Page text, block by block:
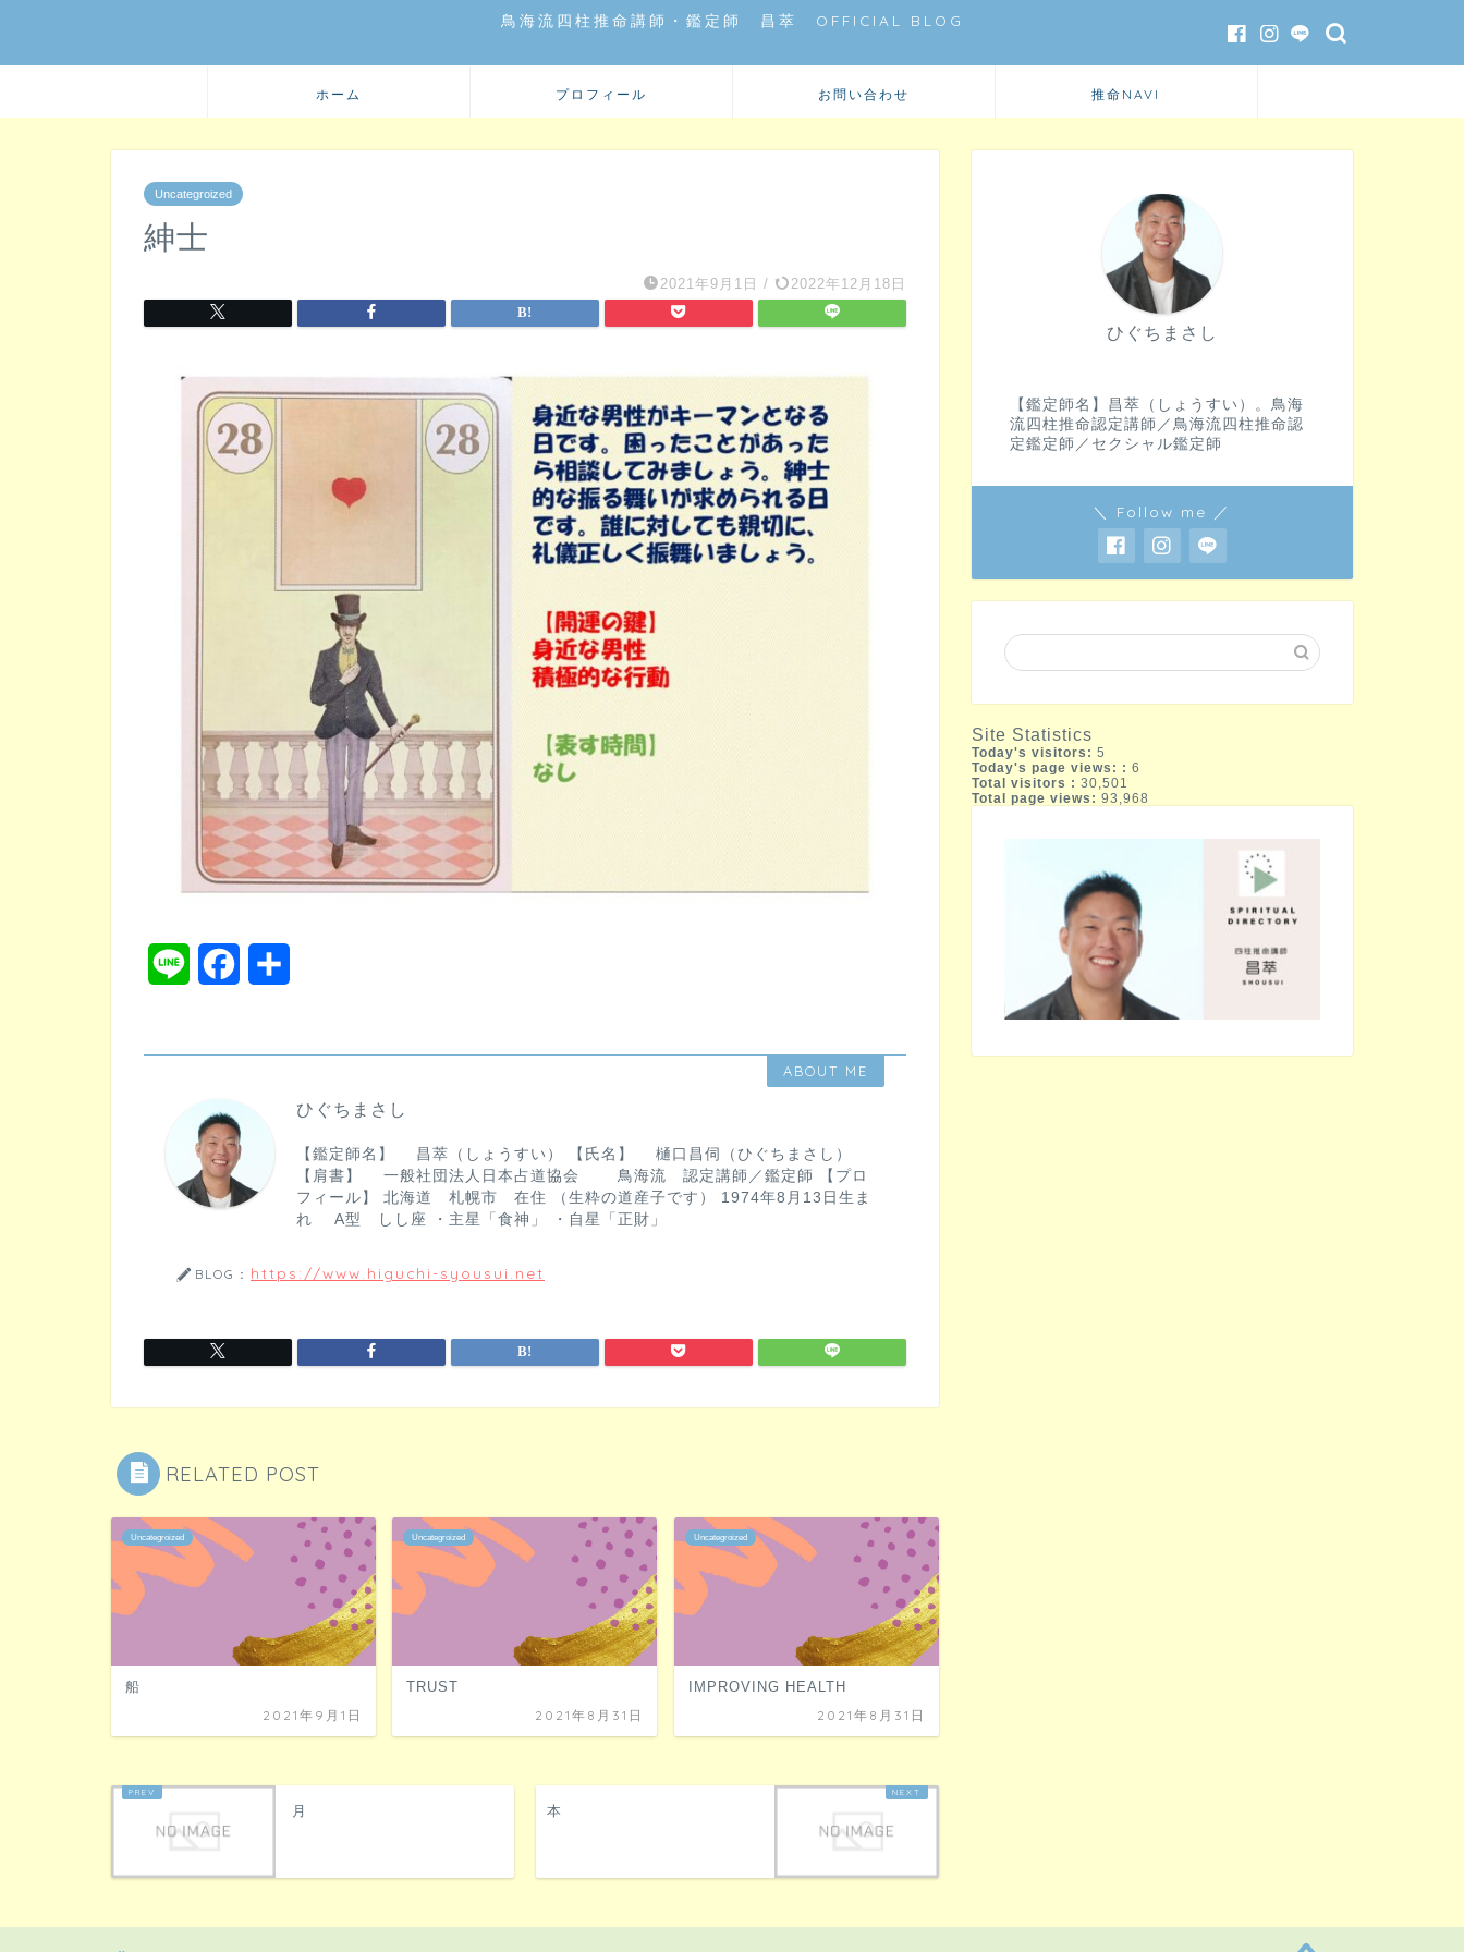
鳥海流四柱推命講師・鑑定師 昌萃 OFFICIAL BLOG
ホーム プロフィール お問い合わせ 推命NAVI
Uncategroized
紳士
2021年9月1日 / 2022年12月18日
b
ABOUT ME
ひぐちまさし
【鑑定師名】 昌萃（しょうすい） 【氏名】 樋口昌伺（ひぐちまさし）
【肩書】 一般社団法人日本占道協会 鳥海流 認定講師／鑑定師 【プロ
フィール】 北海道 札幌市 在住 （生粋の道産子です） 1974年8月13日生ま
れ A型 しし座 ・主星「食神」 ・自星「正財」
BLOG： https://www.higuchi-syousui.net
RELATED POST
Uncategroized
船
2021年9月1日
Uncategroized
TRUST
2021年8月31日
Uncategroized
IMPROVING HEALTH
2021年8月31日
月 本
ひぐちまさし
【鑑定師名】昌萃（しょうすい）。鳥海
流四柱推命認定講師／鳥海流四柱推命認
定鑑定師／セクシャル鑑定師
＼ Follow me ／
Site Statistics
Today's visitors: 5
Today's page views: : 6
Total visitors : 30,501
Total page views: 93,968